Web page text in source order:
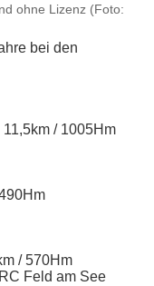
ohne Lizenz (Foto:
bei den
/ 1005Hm
/ 570Hm
Feld am See